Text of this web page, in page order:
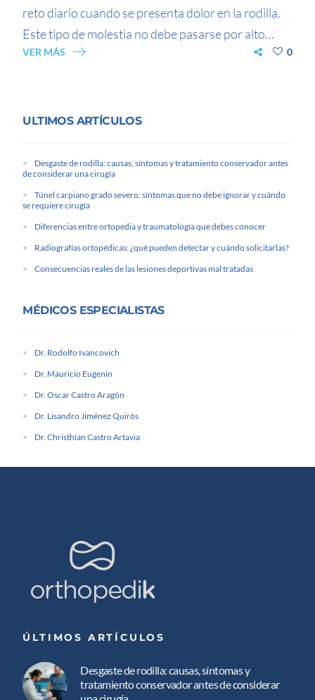
reto diario cuando se presenta dolor en la rodilla.
Este tipo de molestia no debe pasarse por alto…
VER MÁS 0
ULTIMOS ARTÍCULOS
Desgaste de rodilla: causas, síntomas y tratamiento conservador antes
de considerar una cirugía
Túnel carpiano grado severo: síntomas que no debe ignorar y cuándo
se requiere cirugía
Diferencias entre ortopedia y traumatología que debes conocer
Radiografías ortopédicas: ¿qué pueden detectar y cuándo solicitarlas?
Consecuencias reales de las lesiones deportivas mal tratadas
MÉDICOS ESPECIALISTAS
Dr. Rodolfo Ivancovich
Dr. Mauricio Eugenin
Dr. Oscar Castro Aragón
Dr. Lisandro Jiménez Quirós
Dr. Christhian Castro Artavia
ÚLTIMOS ARTÍCULOS
Desgaste de rodilla: causas, síntomas y
tratamiento conservador antes de considerar